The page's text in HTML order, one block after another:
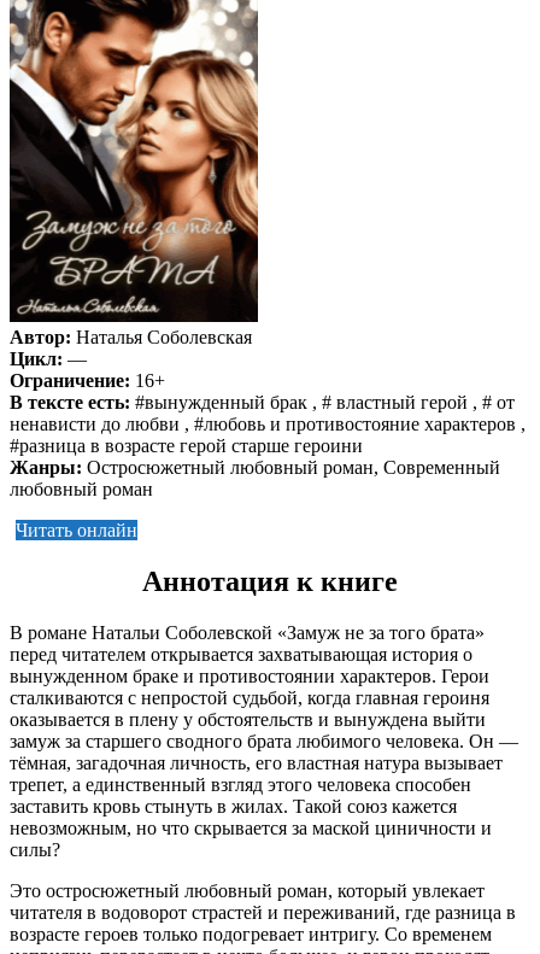
Автор: Наталья Соболевская
Цикл: —
Ограничение: 16+
В тексте есть: #вынужденный брак , # властный герой , # от
ненависти до любви , #любовь и противостояние характеров ,
#разница в возрасте герой старше героини
Жанры: Остросюжетный любовный роман, Современный
любовный роман
Читать онлайн
Аннотация к книге
В романе Натальи Соболевской «Замуж не за того брата»
перед читателем открывается захватывающая история о
вынужденном браке и противостоянии характеров. Герои
сталкиваются с непростой судьбой, когда главная героиня
оказывается в плену у обстоятельств и вынуждена выйти
замуж за старшего сводного брата любимого человека. Он —
тёмная, загадочная личность, его властная натура вызывает
трепет, а единственный взгляд этого человека способен
заставить кровь стынуть в жилах. Такой союз кажется
невозможным, но что скрывается за маской циничности и
силы?
Это остросюжетный любовный роман, который увлекает
читателя в водоворот страстей и переживаний, где разница в
возрасте героев только подогревает интригу. Со временем